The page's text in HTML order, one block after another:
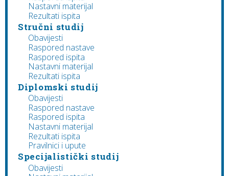
Nastavni materijal
Rezultati ispita
Stručni studij
Obavijesti
Raspored nastave
Raspored ispita
Nastavni materijal
Rezultati ispita
Diplomski studij
Obavijesti
Raspored nastave
Raspored ispita
Nastavni materijal
Rezultati ispita
Pravilnici i upute
Specijalistički studij
Obavijesti